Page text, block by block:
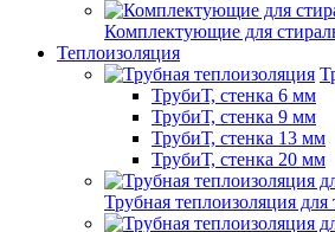
Комплектующие для
Теплоизоляция
ТрубиТ, стенка 6 мм
ТрубиТ, стенка 9 мм
ТрубиТ, стенка 13 мм
ТрубиТ, стенка 20 мм
Трубная теплоизоляция